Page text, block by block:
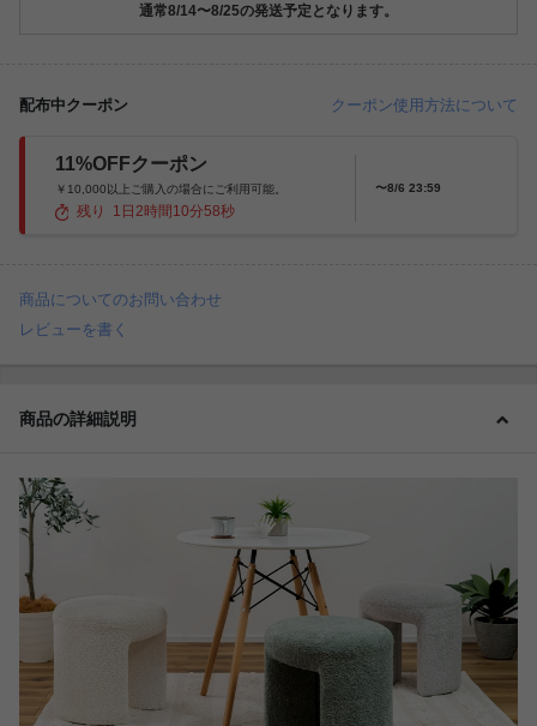
通常8/14〜8/25の発送予定となります。
配布中クーポン クーポン使用方法について
11%OFFクーポン
￥10,000以上ご購入の場合にご利用可能。
残り 1 日 2 時間 10分56秒
〜8/6 23:59
商品についてのお問い合わせ
レビューを書く
商品の詳細説明